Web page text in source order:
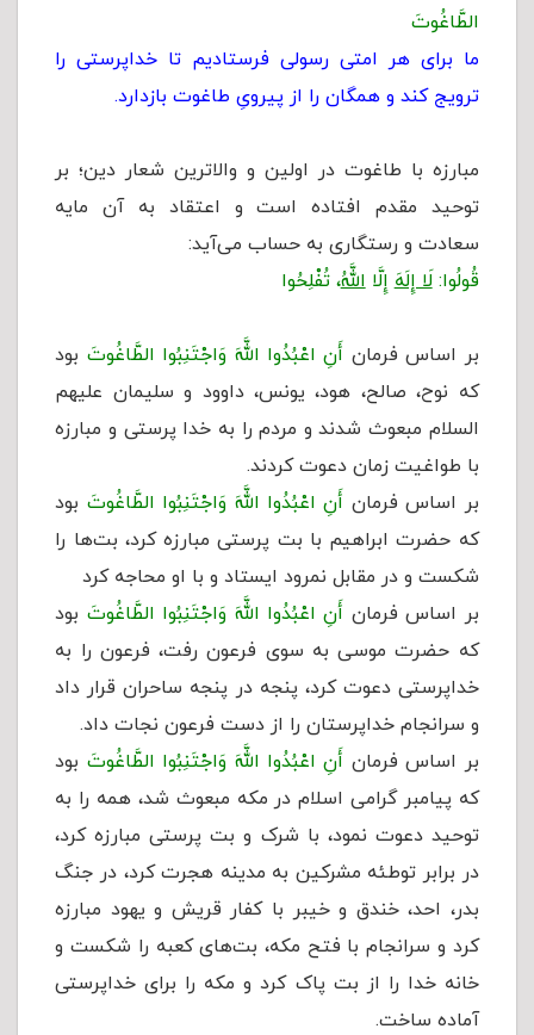
الطَّاغُوتَ
ما برای هر امتی رسولی فرستادیم تا خداپرستی را
ترویج کند و همگان را از پیرویِ طاغوت بازدارد.
مبارزه با طاغوت در اولین و والاترین شعار دین؛ بر
توحید مقدم افتاده است و اعتقاد به آن مایه
سعادت و رستگاری به حساب می‌آید:
قُولُوا:لَا إِلَهَإِلَّااللَّهُ، تُفْلِحُوا
بر اساس فرمان أَنِ اعْبُدُوا اللَّهَ وَاجْتَنِبُوا الطَّاغُوتَ بود
که نوح، صالح، هود، یونس، داوود و سلیمان علیهم
السلام مبعوث شدند و مردم را به خدا پرستی و مبارزه
با طواغیت زمان دعوت کردند.
بر اساس فرمان أَنِ اعْبُدُوا اللَّهَ وَاجْتَنِبُوا الطَّاغُوتَ بود
که حضرت ابراهیم با بت پرستی مبارزه کرد، بت‌ها را
شکست و در مقابل نمرود ایستاد و با او محاجه کرد
بر اساس فرمان أَنِ اعْبُدُوا اللَّهَ وَاجْتَنِبُوا الطَّاغُوتَ بود
که حضرت موسی به سوی فرعون رفت، فرعون را به
خداپرستی دعوت کرد، پنجه در پنجه ساحران قرار داد
و سرانجام خداپرستان را از دست فرعون نجات داد.
بر اساس فرمان أَنِ اعْبُدُوا اللَّهَ وَاجْتَنِبُوا الطَّاغُوتَ بود
که پیامبر گرامی اسلام در مکه مبعوث شد، همه را به
توحید دعوت نمود، با شرک و بت پرستی مبارزه کرد،
در برابر توطئه مشرکین به مدینه هجرت کرد، در جنگ
بدر، احد، خندق و خیبر با کفار قریش و یهود مبارزه
کرد و سرانجام با فتح مکه، بت‌های کعبه را شکست و
خانه خدا را از بت پاک کرد و مکه را برای خداپرستی
آماده ساخت.